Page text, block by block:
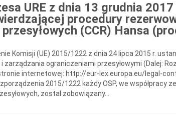
URE z dnia 13 grudnia 2017
procedury
(CCR) Hansa
Komisji (UE) 2015/1222 z dnia 24 lipca 2015 r.
ograniczeniami przesyłowymi (Dalej:
internetowej: http://eur-lex.europa.eu/legal-
2015/1222 każdy OSP, we współpracy
został zobowiązany...